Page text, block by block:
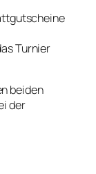
Turnier
beiden
der